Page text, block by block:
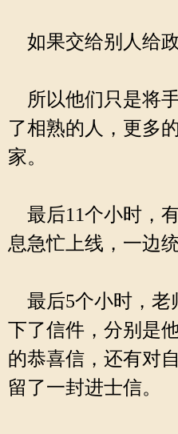
如果交给别人给
所以他们只是将
了相熟的人，更多
家。
最后11个小时，
息急忙上线，一边
最后5个小时，老
下了信件，分别是
的恭喜信，还有对
留了一封进士信。